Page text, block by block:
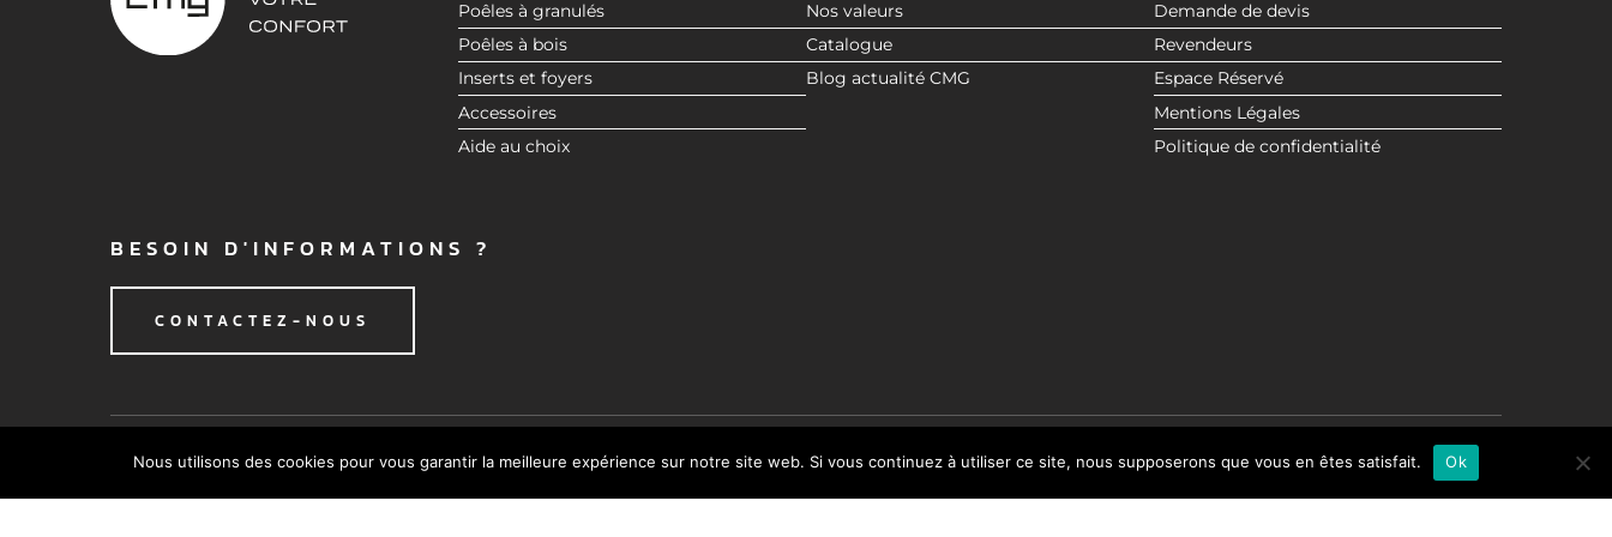
t
Poêles à granulés
Poêles à bois
Inserts et foyers
Accessoires
Aide au choix
Nos valeurs
Catalogue
Blog actualité CMG
Demande de devis
Revendeurs
Espace Réservé
Mentions Légales
Politique de confidentialité
BESOIN D'INFORMATIONS ?
CONTACTEZ-NOUS
Nous utilisons des cookies pour vous garantir la meilleure expérience sur notre site web. Si vous continuez à utiliser ce site, nous supposerons que vous en êtes satisfait. Ok